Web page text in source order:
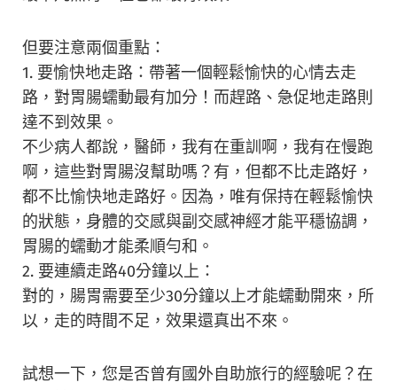
但要注意兩個重點：
1. 要愉快地走路：帶著一個輕鬆愉快的心情去走
路，對胃腸蠕動最有加分！而趕路、急促地走路則
達不到效果。
不少病人都說，醫師，我有在重訓啊，我有在慢跑
啊，這些對胃腸沒幫助嗎？有，但都不比走路好，
都不比愉快地走路好。因為，唯有保持在輕鬆愉快
的狀態，身體的交感與副交感神經才能平穩協調，
胃腸的蠕動才能柔順勻和。
2. 要連續走路40分鐘以上：
對的，腸胃需要至少30分鐘以上才能蠕動開來，所
以，走的時間不足，效果還真出不來。
試想一下，您是否曾有國外自助旅行的經驗呢？在